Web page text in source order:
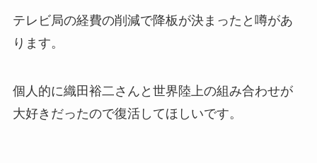
テレビ局の経費の削減で降板が決まったと噂があ
ります。
個人的に織田裕二さんと世界陸上の組み合わせが
大好きだったので復活してほしいです。